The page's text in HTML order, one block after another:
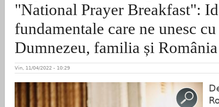
"National Prayer Breakfast":
fundamentale care ne unesc
Dumnezeu, familia și
Vin, 11/04/2022 - 10:29